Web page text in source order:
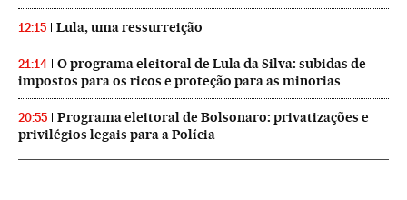
12:15 Lula, uma ressurreição
21:14
O programa eleitoral de Lula da Silva: subidas de
impostos para os ricos e proteção para as minorias
20:55
Programa eleitoral de Bolsonaro: privatizações e
privilégios legais para a Polícia